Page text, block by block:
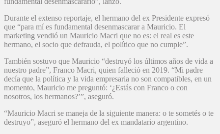
Durante el extenso reportaje, el hermano del ex Presidente expresó
que “para mí es fundamental desenmascarar a Mauricio. El
marketing vendió un Mauricio Macri que no es: el real es este
hermano, el socio que defrauda, el político que no cumple”.
También sostuvo que Mauricio “destruyó los últimos años de vida a
nuestro padre”, Franco Macri, quien falleció en 2019. “Mi padre
decía que la política y la vida empresaria no son compatibles, en un
momento, Mauricio me preguntó: ‘¿Estás con Franco o con
nosotros, los hermanos?’”, aseguró.
“Mauricio Macri se maneja de la siguiente manera: o te sometés o te
destruyo”, aseguró el hermano del ex mandatario argentino.